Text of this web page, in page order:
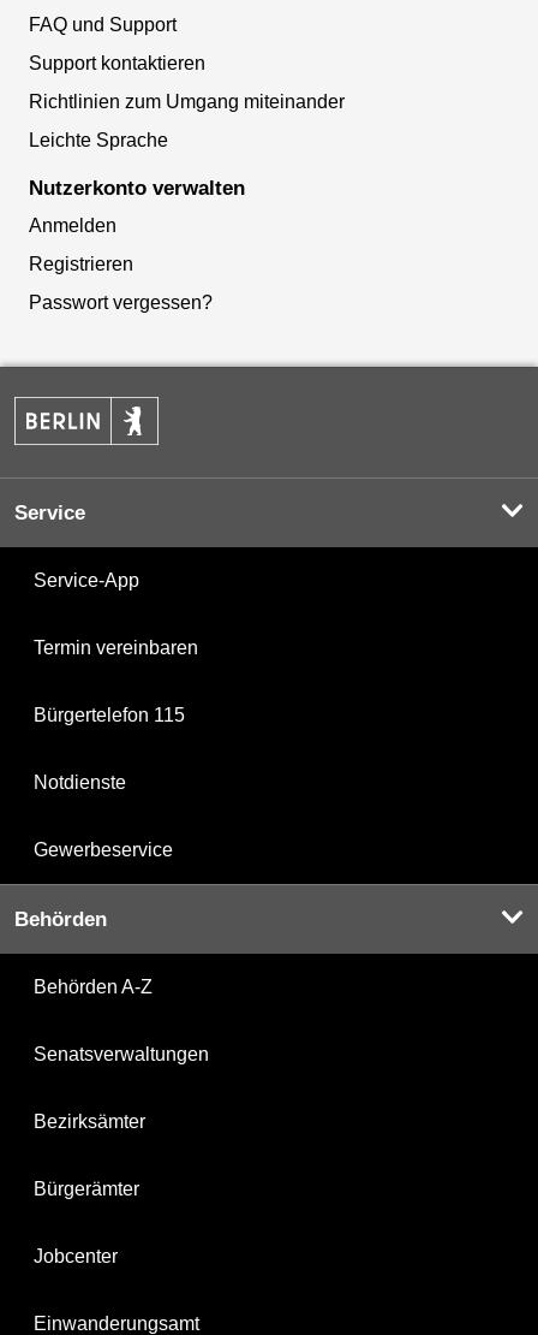
FAQ und Support
Support kontaktieren
Richtlinien zum Umgang miteinander
Leichte Sprache
Nutzerkonto verwalten
Anmelden
Registrieren
Passwort vergessen?
Service
Service-App
Termin vereinbaren
Bürgertelefon 115
Notdienste
Gewerbeservice
Behörden
Behörden A-Z
Senatsverwaltungen
Bezirksämter
Bürgerämter
Jobcenter
Einwanderungsamt